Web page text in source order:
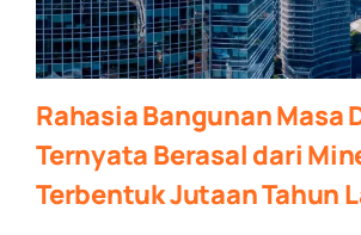
Rahasia Bangunan Masa
Ternyata Berasal dari
Terbentuk Jutaan Tahun